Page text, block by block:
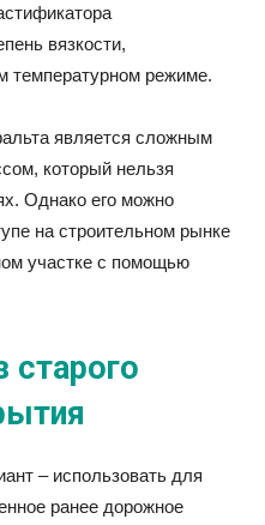
вязкости,
температурном режиме.
является сложным
который нельзя
Однако его можно
на строительном рынке
участке с помощью
старого
– использовать для
ранее дорожное